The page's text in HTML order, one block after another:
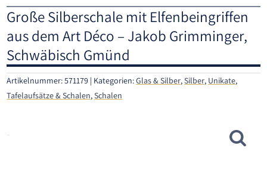
Große Silberschale mit Elfenbeingriffen
aus dem Art Déco – Jakob Grimminger,
Schwäbisch Gmünd
Artikelnummer:571179 Kategorien:Glas & Silber,Silber, Unikate,
Tafelaufsätze & Schalen,Schalen